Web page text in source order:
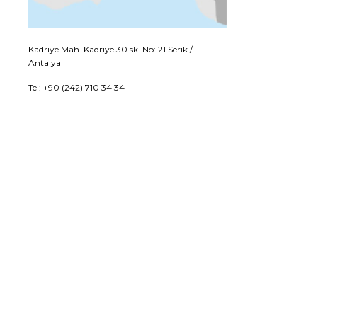
Kadriye Mah. Kadriye 30 sk. No: 21 Serik /
Antalya
Tel: +90 (242) 710 34 34